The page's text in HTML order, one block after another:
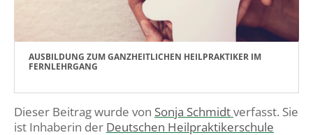
AUSBILDUNG ZUM GANZHEITLICHEN HEILPRAKTIKER IM
FERNLEHRGANG
Dieser Beitrag wurde von Sonja Schmidtverfasst. Sie
ist Inhaberin der Deutschen Heilpraktikerschule